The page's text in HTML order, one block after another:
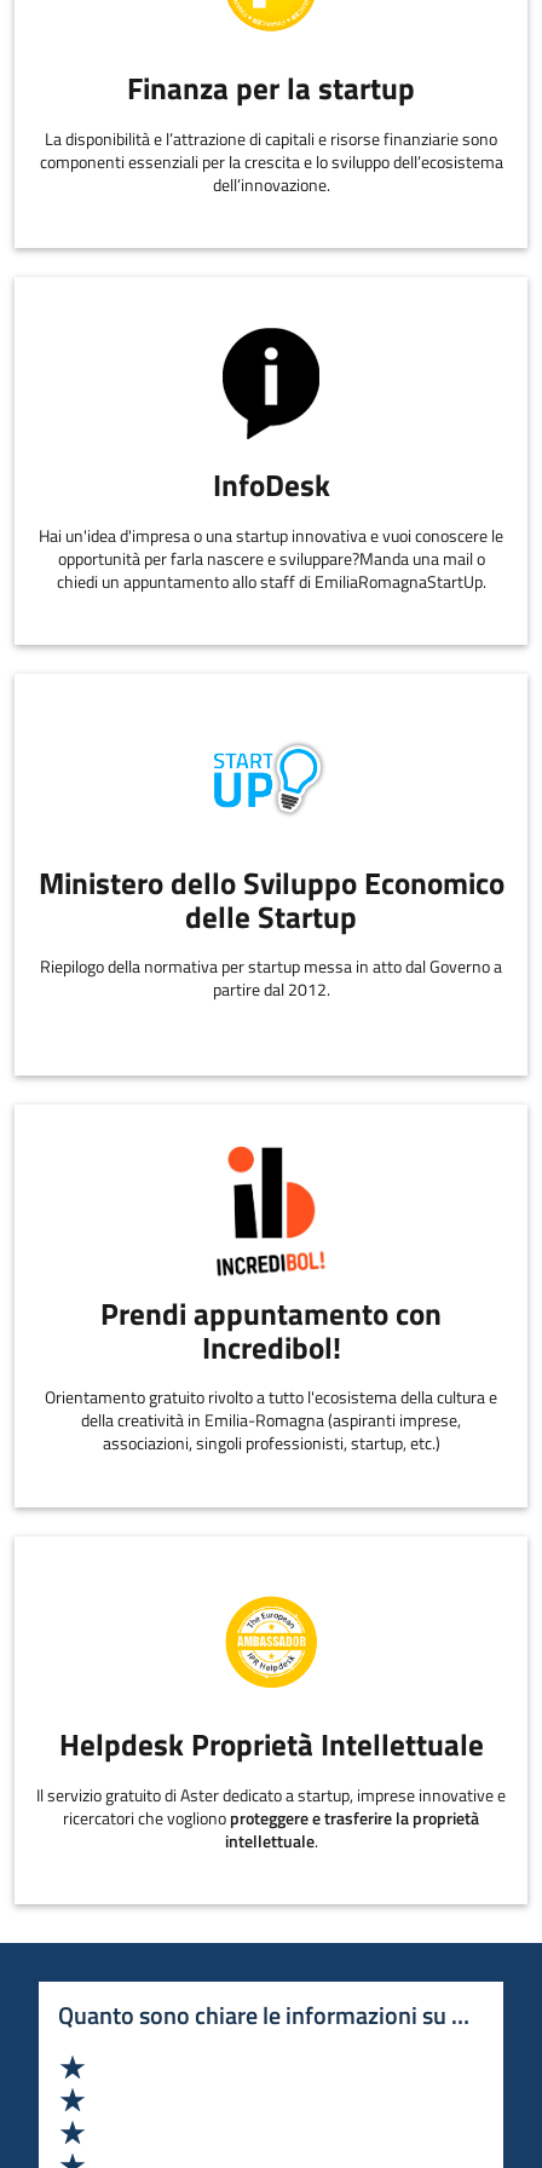
Finanza per la startup
La disponibilità e l’attrazione di capitali e risorse finanziarie sono
componenti essenziali per la crescita e lo sviluppo dell’ecosistema
dell’innovazione.
InfoDesk
Hai un'idea d'impresa o una startup innovativa e vuoi conoscere le
opportunità per farla nascere e sviluppare?Manda una mail o
chiedi un appuntamento allo staff di EmiliaRomagnaStartUp.
Ministero dello Sviluppo Economico
delle Startup
Riepilogo della normativa per startup messa in atto dal Governo a
partire dal 2012.
Prendi appuntamento con
Incredibol!
Orientamento gratuito rivolto a tutto l'ecosistema della cultura e
della creatività in Emilia-Romagna (aspiranti imprese,
associazioni, singoli professionisti, startup, etc.)
Helpdesk Proprietà Intellettuale
Il servizio gratuito di Aster dedicato a startup, imprese innovative e
ricercatori che voglionoproteggere e trasferire la proprietà
intellettuale.
Quanto sono chiare le informazioni su questa